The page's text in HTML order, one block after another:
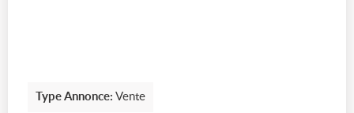
Type Annonce: Vente